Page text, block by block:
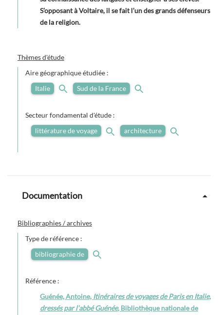
S’opposant à Voltaire, il se fait l’un des grands défenseurs
de la religion.
Thèmes d'étude
Aire géographique étudiée :
Italie
Sud de la France
Secteur fondamental d'étude :
littérature de voyage
architecture
Documentation
Bibliographies / archives
Type de référence :
bibliographie de
Référence :
Guénée, Antoine, Itinéraires de voyages de Paris en Italie,
dressés par l’abbé Guénée, Bibliothèque nationale de